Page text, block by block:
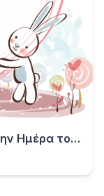
Κάρτα σε ζεστό ροζ χρώμα για την Ημέρα του Αγίου Βαλεντίνου